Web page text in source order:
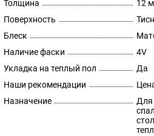
Толщина
12
Поверхность
Блеск
Наличие фаски
4V
Укладка на теплый пол
Да
Наши рекомендации
Назначение
Для